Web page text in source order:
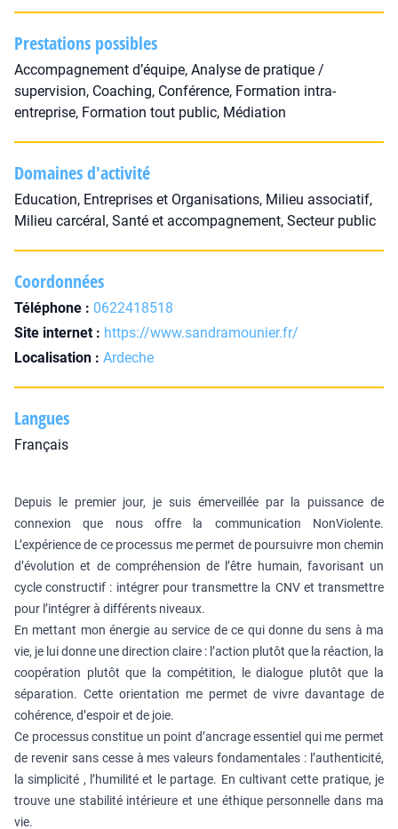
Prestations possibles
Accompagnement d’équipe, Analyse de pratique /
supervision, Coaching, Conférence, Formation intra-
entreprise, Formation tout public, Médiation
Domaines d'activité
Education, Entreprises et Organisations, Milieu associatif,
Milieu carcéral, Santé et accompagnement, Secteur public
Coordonnées
Téléphone : 0622418518
Site internet : https://www.sandramounier.fr/
Localisation : Ardeche
Langues
Français
Depuis le premier jour, je suis émerveillée par la puissance de
connexion que nous offre la communication NonViolente.
L’expérience de ce processus me permet de poursuivre mon chemin
d’évolution et de compréhension de l’être humain, favorisant un
cycle constructif : intégrer pour transmettre la CNV et transmettre
pour l’intégrer à différents niveaux.
En mettant mon énergie au service de ce qui donne du sens à ma
vie, je lui donne une direction claire : l’action plutôt que la réaction, la
coopération plutôt que la compétition, le dialogue plutôt que la
séparation. Cette orientation me permet de vivre davantage de
cohérence, d’espoir et de joie.
Ce processus constitue un point d’ancrage essentiel qui me permet
de revenir sans cesse à mes valeurs fondamentales : l’authenticité,
la simplicité , l’humilité et le partage. En cultivant cette pratique, je
trouve une stabilité intérieure et une éthique personnelle dans ma
vie.